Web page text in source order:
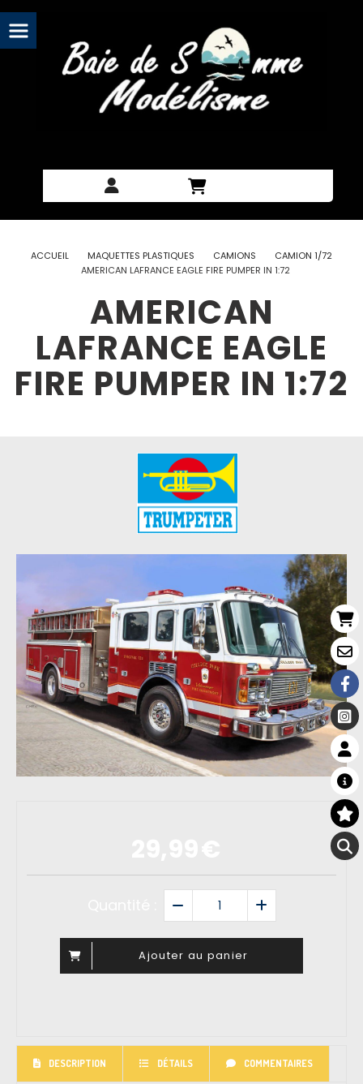
ACCUEIL MAQUETTES PLASTIQUES CAMIONS
CAMION 1/72
AMERICAN LAFRANCE EAGLE FIRE PUMPER IN 1:72
AMERICAN
LAFRANCE EAGLE
FIRE PUMPER IN 1:72
Nouveau
Ajouter au panier
DESCRIPTION DÉTAILS COMMENTAIRES